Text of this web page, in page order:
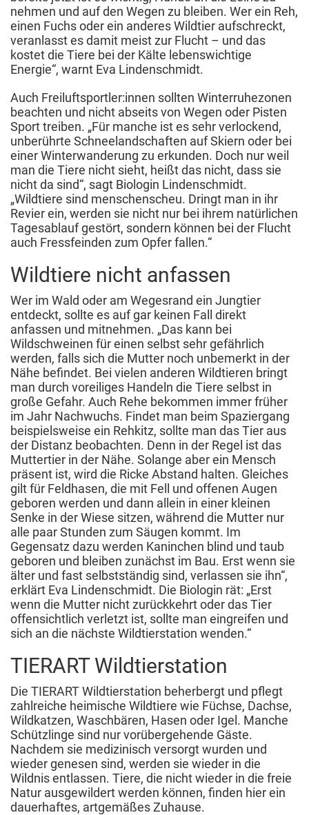
nehmen und auf den Wegen zu bleiben. Wer ein Reh,
einen Fuchs oder ein anderes Wildtier aufschreckt,
veranlasst es damit meist zur Flucht – und das
kostet die Tiere bei der Kälte lebenswichtige
Energie“, warnt Eva Lindenschmidt.
Auch Freiluftsportler:innen sollten Winterruhezonen
beachten und nicht abseits von Wegen oder Pisten
Sport treiben. „Für manche ist es sehr verlockend,
unberührte Schneelandschaften auf Skiern oder bei
einer Winterwanderung zu erkunden. Doch nur weil
man die Tiere nicht sieht, heißt das nicht, dass sie
nicht da sind“, sagt Biologin Lindenschmidt.
„Wildtiere sind menschenscheu. Dringt man in ihr
Revier ein, werden sie nicht nur bei ihrem natürlichen
Tagesablauf gestört, sondern können bei der Flucht
auch Fressfeinden zum Opfer fallen.“
Wildtiere nicht anfassen
Wer im Wald oder am Wegesrand ein Jungtier
entdeckt, sollte es auf gar keinen Fall direkt
anfassen und mitnehmen. „Das kann bei
Wildschweinen für einen selbst sehr gefährlich
werden, falls sich die Mutter noch unbemerkt in der
Nähe befindet. Bei vielen anderen Wildtieren bringt
man durch voreiliges Handeln die Tiere selbst in
große Gefahr. Auch Rehe bekommen immer früher
im Jahr Nachwuchs. Findet man beim Spaziergang
beispielsweise ein Rehkitz, sollte man das Tier aus
der Distanz beobachten. Denn in der Regel ist das
Muttertier in der Nähe. Solange aber ein Mensch
präsent ist, wird die Ricke Abstand halten. Gleiches
gilt für Feldhasen, die mit Fell und offenen Augen
geboren werden und dann allein in einer kleinen
Senke in der Wiese sitzen, während die Mutter nur
alle paar Stunden zum Säugen kommt. Im
Gegensatz dazu werden Kaninchen blind und taub
geboren und bleiben zunächst im Bau. Erst wenn sie
älter und fast selbstständig sind, verlassen sie ihn“,
erklärt Eva Lindenschmidt. Die Biologin rät: „Erst
wenn die Mutter nicht zurückkehrt oder das Tier
offensichtlich verletzt ist, sollte man eingreifen und
sich an die nächste Wildtierstation wenden.“
TIERART Wildtierstation
Die TIERART Wildtierstation beherbergt und pflegt
zahlreiche heimische Wildtiere wie Füchse, Dachse,
Wildkatzen, Waschbären, Hasen oder Igel. Manche
Schützlinge sind nur vorübergehende Gäste.
Nachdem sie medizinisch versorgt wurden und
wieder genesen sind, werden sie wieder in die
Wildnis entlassen. Tiere, die nicht wieder in die freie
Natur ausgewildert werden können, finden hier ein
dauerhaftes, artgemäßes Zuhause.